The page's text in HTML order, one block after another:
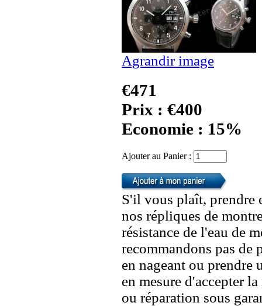
Agrandir image
€471
Prix : €400
Economie : 15%
Ajouter au Panier :
S'il vous plaît, prendre
nos répliques de
résistance de l'eau de
recommandons pas de
en nageant ou prendre
en mesure d'accepter
ou réparation sous